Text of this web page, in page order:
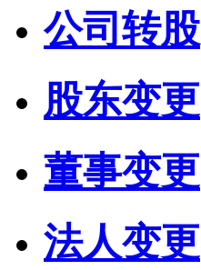
公司转股
股东变更
董事变更
法人变更